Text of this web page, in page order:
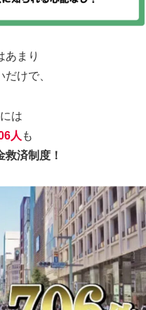
あまり
けで、
は
人 も
救済制度！